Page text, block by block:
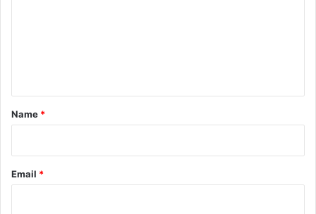
*
Name *
Email *